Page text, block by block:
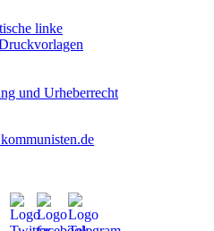
linke
und Urheberrecht